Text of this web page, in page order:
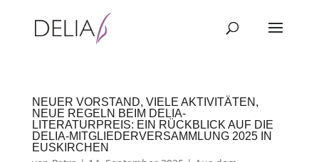
NEUER VORSTAND, VIELE AKTIVITÄTEN,
NEUE REGELN BEIM DELIA-
LITERATURPREIS: EIN RÜCKBLICK AUF DIE
DELIA-MITGLIEDERVERSAMMLUNG 2025 IN
EUSKIRCHEN